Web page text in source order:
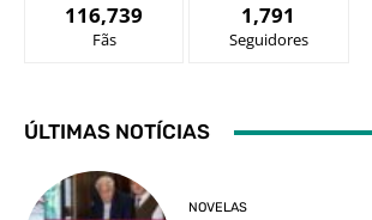
116,739
Fãs
1,791
Seguidores
ÚLTIMAS NOTÍCIAS
NOVELAS